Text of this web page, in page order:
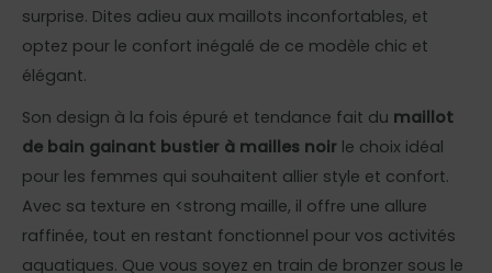
surprise. Dites adieu aux maillots inconfortables, et
optez pour le confort inégalé de ce modèle chic et
élégant.
Son design à la fois épuré et tendance fait du maillot
de bain gainant bustier à mailles noir le choix idéal
pour les femmes qui souhaitent allier style et confort.
Avec sa texture en <strong maille, il offre une allure
raffinée, tout en restant fonctionnel pour vos activités
aquatiques. Que vous soyez en train de bronzer sous le